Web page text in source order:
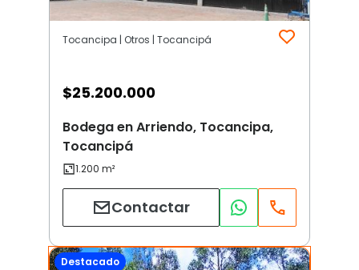
Tocancipa | Otros | Tocancipá
$25.200.000
Bodega en Arriendo, Tocancipa,
Tocancipá
Contactar
Destacado